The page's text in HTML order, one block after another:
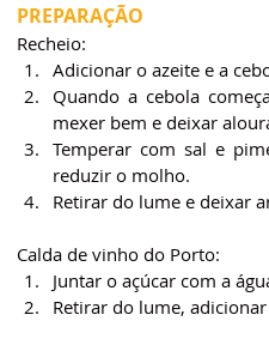
PREPARAÇÃO
Recheio:
Adicionar o azeite e a
Quando a cebola
mexer bem e deixar
Temperar com sal e
reduzir o molho.
Retirar do lume e deixar
Calda de vinho do Porto:
Juntar o açúcar com a
Retirar do lume,